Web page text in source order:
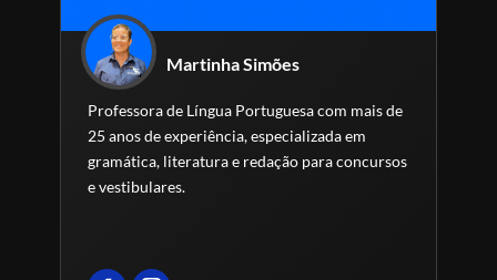
Martinha Simões
Professora de Língua Portuguesa com mais de
25 anos de experiência, especializada em
gramática, literatura e redação para concursos
e vestibulares.